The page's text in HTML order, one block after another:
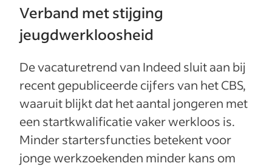
Verband met stijging
jeugdwerkloosheid
De vacaturetrend van Indeed sluit aan bij
recent gepubliceerde cijfers van het CBS,
waaruit blijkt dat het aantal jongeren met
een startkwalificatie vaker werkloos is.
Minder startersfuncties betekent voor
jonge werkzoekenden minder kans om